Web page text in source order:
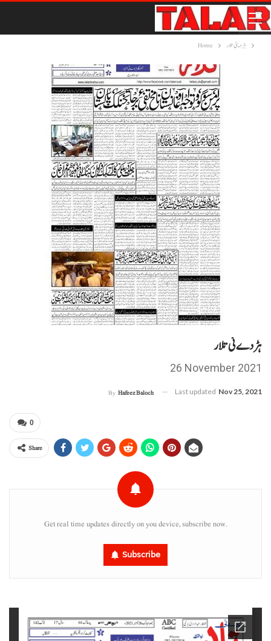
Home ہڑدیئی تلار
ہڑدے ئی تلار
26 November 2021
By Hafeez Baloch Last updated Nov 25, 2021
0
Share
Get real time updates directly on you device, subscribe now.
Subscribe